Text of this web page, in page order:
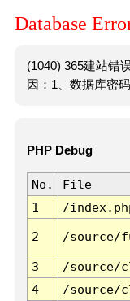
Database
(1040) 365建站错
因：1、数据库密
PHP Debug
No. File
1
/
2 /source/
3 /source/
4
/source/